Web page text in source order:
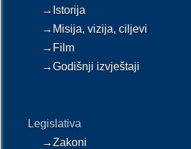
→Istorija
→Misija, vizija, ciljevi
→Film
→Godišnji izvještaji
Legislativa
→Zakoni